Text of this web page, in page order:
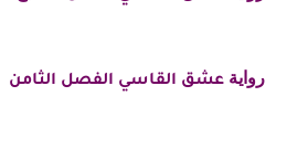
رواية عشق القاسي الفصل الثامن